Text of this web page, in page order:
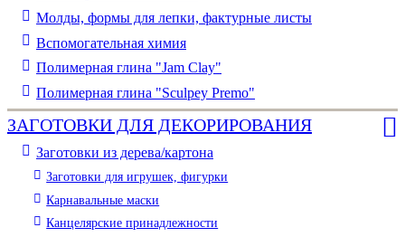
Молды, формы для лепки, фактурные листы
Вспомогательная химия
Полимерная глина "Jam Clay"
Полимерная глина "Sculpey Premo"
ЗАГОТОВКИ ДЛЯ ДЕКОРИРОВАНИЯ
Заготовки из дерева/картона
Заготовки для игрушек, фигурки
Карнавальные маски
Канцелярские принадлежности